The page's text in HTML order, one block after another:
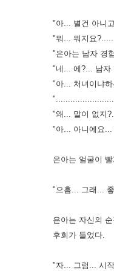
"아... 별건 아니
"뭐... 뭐지요
"은아는 남자 경
"네... 에?... 남자
"아... 처녀이냐
"왜... 말이 없지
"아... 아니에요
은아는 얼굴이
"으흠... 그래...
은아는 자신의
후회가 들었다.
"자... 그럼... 시